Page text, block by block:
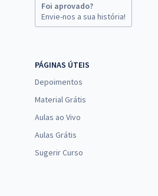
Foi aprovado?
Envie-nos a sua história!
PÁGINAS ÚTEIS
Depoimentos
Material Grátis
Aulas ao Vivo
Aulas Grátis
Sugerir Curso